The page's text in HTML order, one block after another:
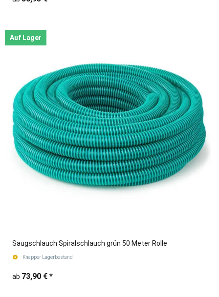
Auf Lager
Saugschlauch Spiralschlauch grün 50 Meter Rolle
Knapper Lagerbestand
ab 73,90 € *